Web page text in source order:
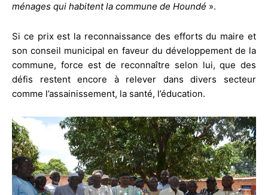
ménages qui habitent la commune de Houndé ».
Si ce prix est la reconnaissance des efforts du maire et
son conseil municipal en faveur du développement de la
commune, force est de reconnaître selon lui, que des
défis restent encore à relever dans divers secteur
comme l’assainissement, la santé, l’éducation.